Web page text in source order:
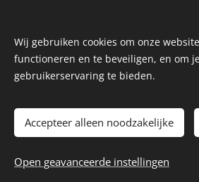
ein wahrer Genuss!
2022-2026 I DelicaMondo.nl -
www.kaeseatelier.deI
Wij gebruiken cookies om onze
functioneren en te beveiligen, en om
gebruikerservaring te bieden.
Accepteer alleen noodzakelijke
Open geavanceerde instellingen